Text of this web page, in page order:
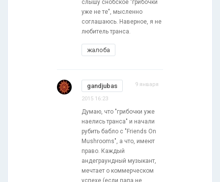
слышу снобское "грибочки
уже не те", мысленно
соглашаюсь. Наверное, я не
любитель транса.
жалоба
gandjubas 9 января
2015 16:23
Думаю, что "грибочки уже
наелись транса" и начали
рубить бабло с "Friends On
Mushrooms", а что, имеют
право. Каждый
андеграундный музыкант,
мечтает о коммерческом